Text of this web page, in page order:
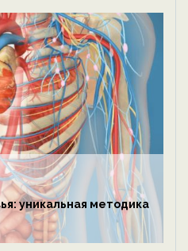
уникальная методика